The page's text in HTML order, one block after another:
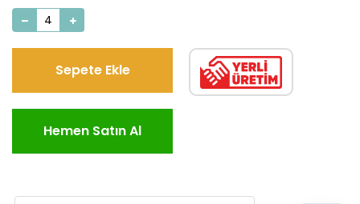
Sepete Ekle
Hemen Satın Al